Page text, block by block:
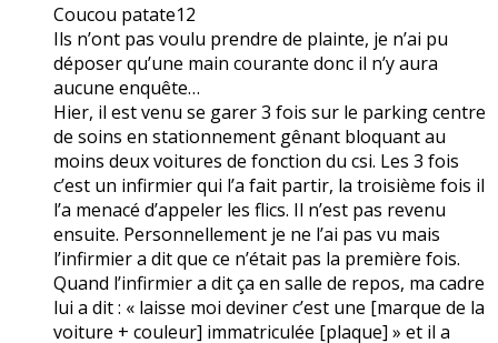
Coucou patate12
Ils n’ont pas voulu prendre de plainte, je n’ai pu
déposer qu’une main courante donc il n’y aura
aucune enquête…
Hier, il est venu se garer 3 fois sur le parking centre
de soins en stationnement gênant bloquant au
moins deux voitures de fonction du csi. Les 3 fois
c’est un infirmier qui l’a fait partir, la troisième fois il
l’a menacé d’appeler les flics. Il n’est pas revenu
ensuite. Personnellement je ne l’ai pas vu mais
l’infirmier a dit que ce n’était pas la première fois.
Quand l’infirmier a dit ça en salle de repos, ma cadre
lui a dit : « laisse moi deviner c’est une [marque de la
voiture + couleur] immatriculée [plaque] » et il a